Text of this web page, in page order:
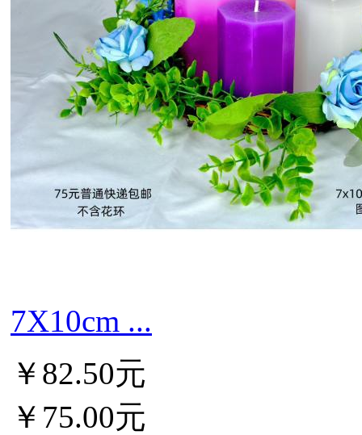
7X10cm ...
￥82.50元
￥75.00元